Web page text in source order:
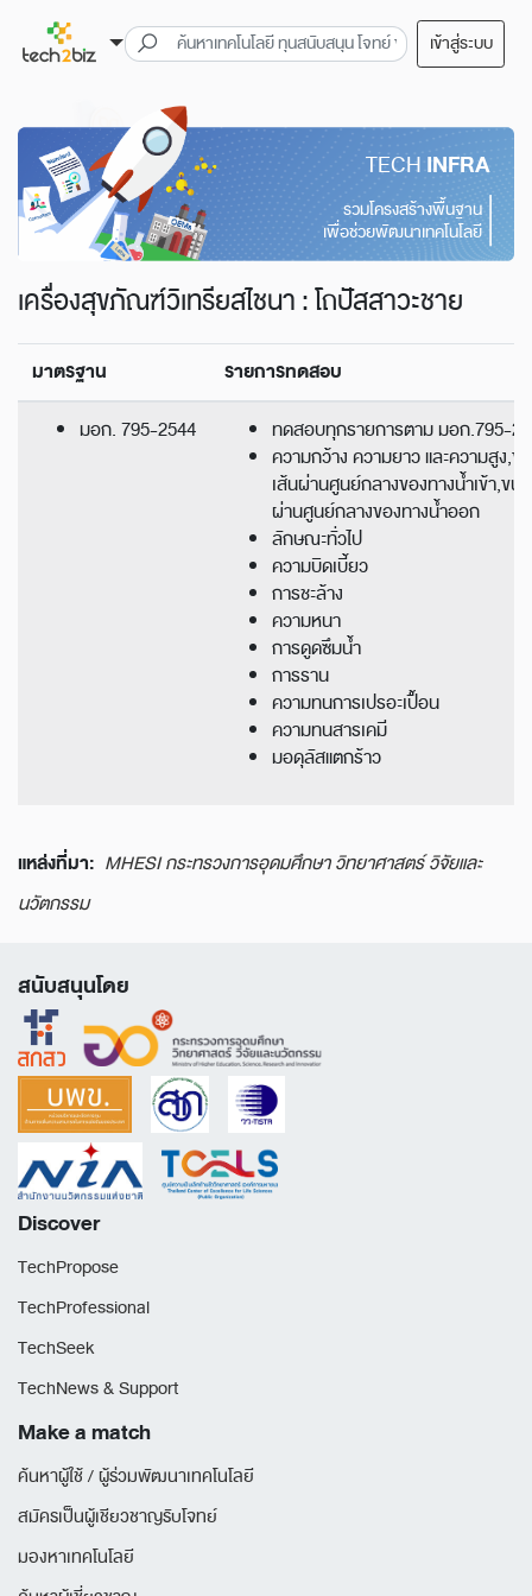
เข้าสู่ระบบ
TECHINFRA
รวมโครงสร้างพื้นฐาน
เพื่อช่วยพัฒนาเทคโนโลยี
เครื่องสุขภัณฑ์วิเทรียสไชนา : โถปัสสาวะชาย
มาตรฐาน
รายการทดสอบ
มอก. 795-2544
ทดสอบทุกรายการตาม มอก.795-
ความกว้าง ความยาว และความสูง,ข
เส้นผ่านศูนย์กลางของทางน้ำเข้า,ขน
ผ่านศูนย์กลางของทางน้ำออก
ลักษณะทั่วไป
ความบิดเบี้ยว
การชะล้าง
ความหนา
การดูดซึมน้ำ
การราน
ความทนการเปรอะเปื้อน
ความทนสารเคมี
มอดุลัสแตกร้าว
แหล่งที่มา: MHESI กระทรวงการอุดมศึกษา วิทยาศาสตร์ วิจัยและ
นวัตกรรม
สนับสนุนโดย
Discover
TechPropose
TechProfessional
TechSeek
TechNews & Support
Make a match
ค้นหาผู้ใช้ / ผู้ร่วมพัฒนาเทคโนโลยี
สมัครเป็นผู้เชียวชาญรับโจทย์
มองหาเทคโนโลยี